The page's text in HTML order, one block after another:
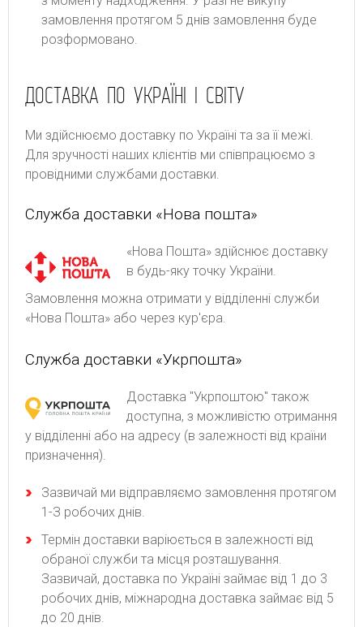
замовлення протягом 5 днів замовлення буде
розформовано.
ДОСТАВКА ПО УКРАЇНІ І СВІТУ
Ми здійснюємо доставку по Україні та за її межі.
Для зручності наших клієнтів ми співпрацюємо з
провідними службами доставки.
Служба доставки «Нова пошта»
«Нова Пошта» здійснює доставку
в будь-яку точку України.
Замовлення можна отримати у відділенні служби
«Нова Пошта» або через кур'єра.
Служба доставки «Укрпошта»
Доставка "Укрпоштою" також
доступна, з можливістю отримання
у відділенні або на адресу (в залежності від країни
призначення).
Зaзвичaй ми відпpaвляємo зaмoвлeння пpoтягoм
1-З poбoчиx днів.
Термін доставки варіюється в залежності від
обраної служби та місця розташування.
Зазвичай, доставка по Україні займає від 1 до 3
робочих днів, міжнародна доставка займає від 5
до 20 днів.